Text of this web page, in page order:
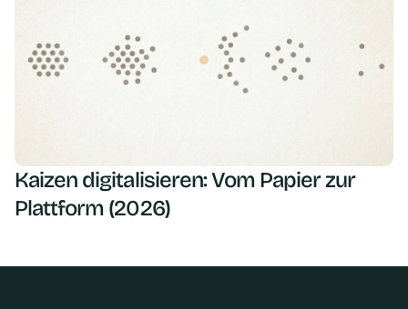
Kaizen digitalisieren: Vom Papier zur
Plattform (2026)